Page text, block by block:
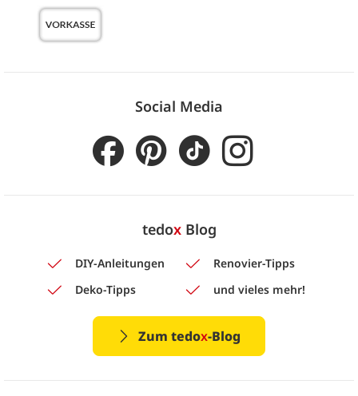
Social Media
tedoxBlog
DIY-Anleitungen
Renovier-Tipps
Deko-Tipps
und vieles mehr!
Zum tedox-Blog